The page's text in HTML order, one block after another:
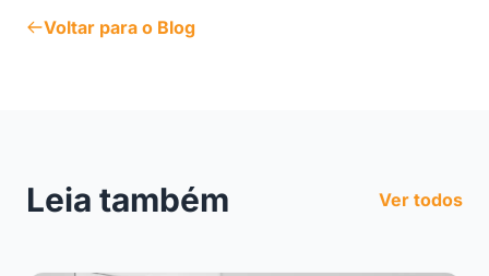
Voltar para o Blog
Leia também Ver todos